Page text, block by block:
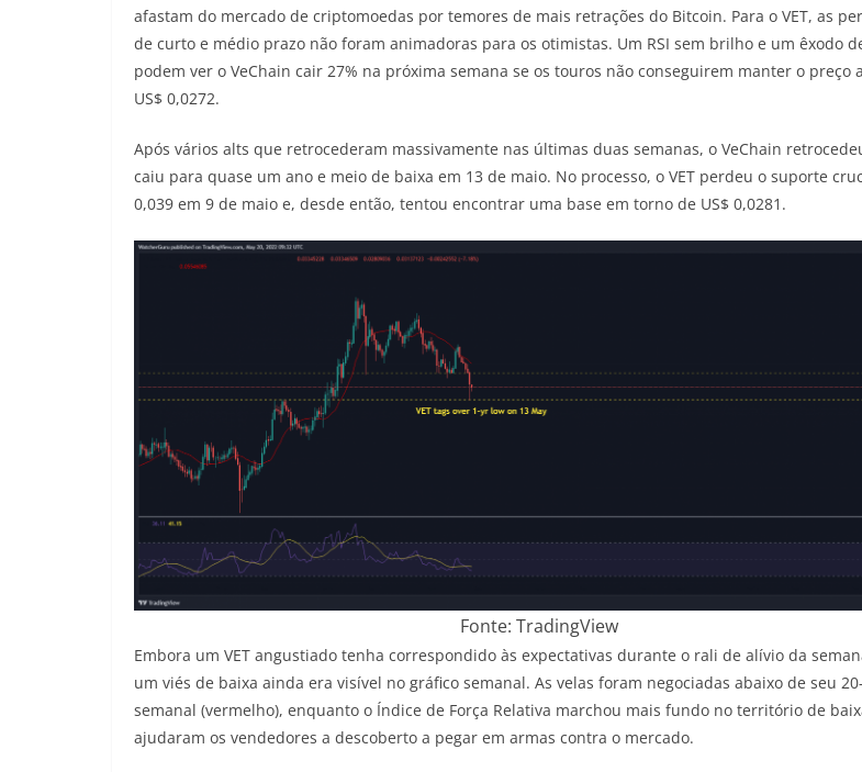
afastam do mercado de criptomoedas por temores de mais retrações do Bitcoin. Para o VET, as
de curto e médio prazo não foram animadoras para os otimistas. Um RSI sem brilho e um êxodo
podem ver o VeChain cair 27% na próxima semana se os touros não conseguirem manter o preço
US$ 0,0272.
Após vários alts que retrocederam massivamente nas últimas duas semanas, o VeChain
caiu para quase um ano e meio de baixa em 13 de maio. No processo, o VET perdeu o suporte
0,039 em 9 de maio e, desde então, tentou encontrar uma base em torno de US$ 0,0281.
Fonte: TradingView
Embora um VET angustiado tenha correspondido às expectativas durante o rali de alívio da
um viés de baixa ainda era visível no gráfico semanal. As velas foram negociadas abaixo de seu
semanal (vermelho), enquanto o Índice de Força Relativa marchou mais fundo no território de
ajudaram os vendedores a descoberto a pegar em armas contra o mercado.